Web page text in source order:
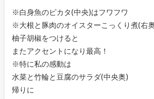
※白身魚のピカタ(中央)はフワフワ
※大根と豚肉のオイスターこっくり煮(右
柚子胡椒をつけると
またアクセントになり最高！
※特に私の感動は
水菜と竹輪と豆腐のサラダ(中央奥)
帰りに